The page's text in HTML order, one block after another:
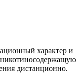
характер и
дистанционно.